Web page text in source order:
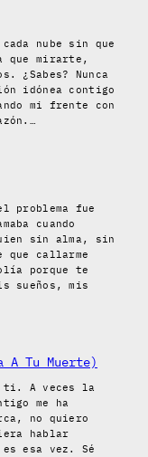
nube sin que
que mirarte,
¿Sabes? Nunca
idónea contigo
mi frente con
problema fue
cuando
sin alma, sin
que callarme
porque te
sueños, mis
A Tu Muerte)
ti. A veces la
me ha
no quiero
hablar
esa vez. Sé